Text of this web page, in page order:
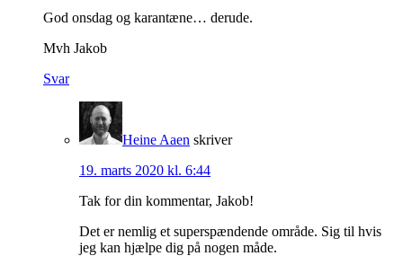
God onsdag og karantæne… derude.
Mvh Jakob
Svar
Heine Aaen skriver
19. marts 2020 kl. 6:44
Tak for din kommentar, Jakob!
Det er nemlig et superspændende område. Sig til hvis
jeg kan hjælpe dig på nogen måde.